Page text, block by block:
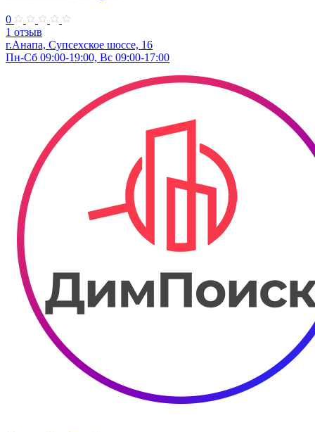
0
1 отзыв
г.Анапа, Супсехское шоссе, 16
Пн-Сб 09:00-19:00, Вс 09:00-17:00